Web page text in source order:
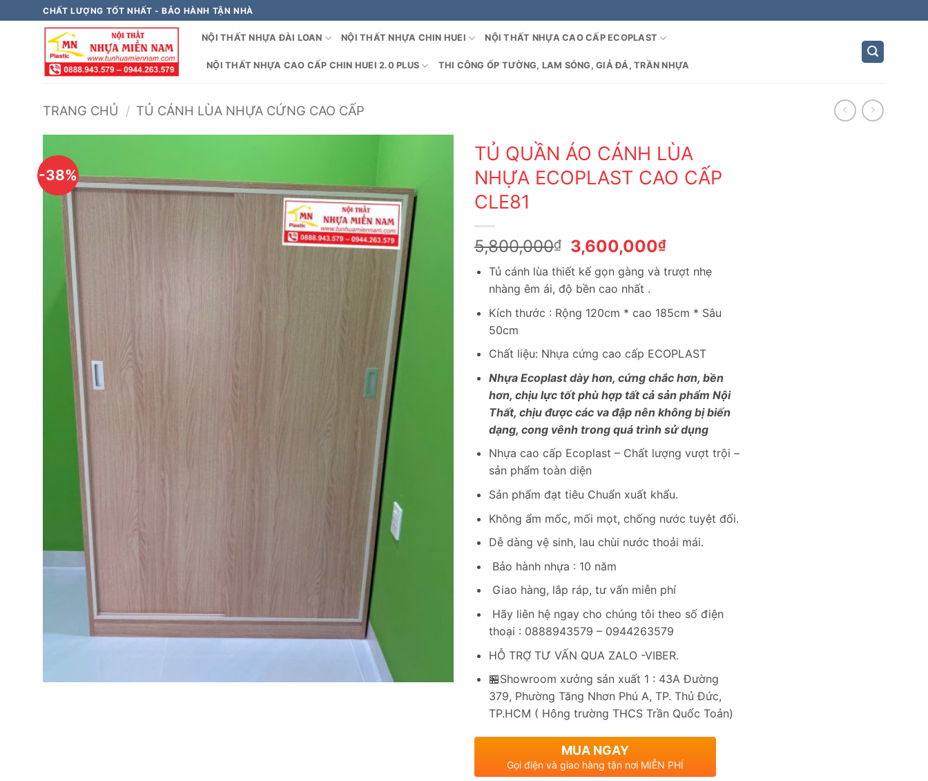
qua
CHẤT LƯỢNG TỐT NHẤT - BẢO HÀNH TẬN NHÀ
NỘI THẤT NHỰA ĐÀI LOAN NỘI THẤT NHỰA CHIN HUEI NỘI THẤT NHỰA CAO CẤP ECOPLAST
NỘI THẤT NHỰA CAO CẤP CHIN HUEI 2.0 PLUS THI CÔNG ỐP TƯỜNG, LAM SÓNG, GIẢ ĐÁ, TRẦN NHỰA
TRANG CHỦ / TỦ CÁNH LÙA NHỰA CỨNG CAO CẤP
-38%
TỦ QUẦN ÁO CÁNH LÙA
NHỰA ECOPLAST CAO CẤP
CLE81
5,800,000₫
Giá
gốc
là:
5,800,000₫.
3,600,000₫Giá
hiện
tại
3,600,000₫.
Tủ cánh lùa thiết kế gọn gàng và trượt nhẹ
nhàng êm ái, độ bền cao nhất .
Kích thước : Rộng 120cm * cao 185cm * Sâu
50cm
Chất liệu: Nhựa cứng cao cấp ECOPLAST
Nhựa Ecoplast dày hơn, cứng chắc hơn, bền
hơn, chịu lực tốt phù hợp tất cả sản phẩm Nội
Thất, chịu được các va đập nên không bị biến
dạng, cong vênh trong quá trình sử dụng
Nhựa cao cấp Ecoplast – Chất lượng vượt trội –
sản phẩm toàn diện
Sản phẩm đạt tiêu Chuẩn xuất khẩu.
Không ẩm mốc, mối mọt, chống nước tuyệt đối.
Dễ dàng vệ sinh, lau chùi nước thoải mái.
Bảo hành nhựa : 10 năm
Giao hàng, lắp ráp, tư vấn miễn phí
Hãy liên hệ ngay cho chúng tôi theo số điện
thoại : 0888943579 – 0944263579
HỖ TRỢ TƯ VẤN QUA ZALO -VIBER.
🏪Showroom xưởng sản xuất 1 : 43A Đường
379, Phường Tăng Nhơn Phú A, TP. Thủ Đức,
TP.HCM ( Hông trường THCS Trần Quốc Toản)
MUA NGAY
Gọi điện và giao hàng tận nơi MIỄN PHÍ